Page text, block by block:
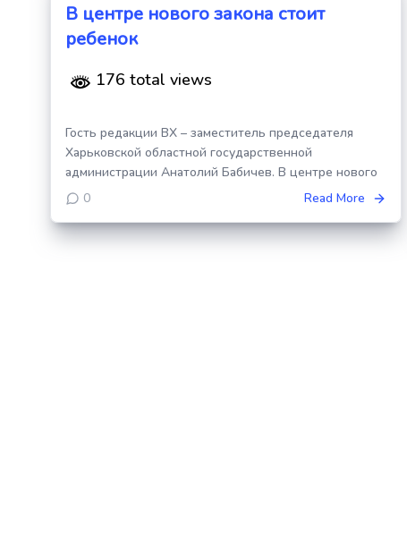
В центре нового закона стоит
ребенок
176 total views
Гость редакции ВХ – заместитель председателя
Харьковской областной государственной
администрации Анатолий Бабичев. В центре нового
0
Read More